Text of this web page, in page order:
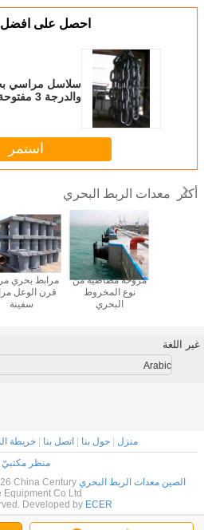
احصل على
والدرجة
استمر
أكثر معدات الربط البحري
مرابط بحري
قرن الوعل
سفينة
مروحة مطاطية من
نوع المخروط
البحري
غير اللغة
Arabic
منزل |حول بنا |اتصل بنا |خريطة
منظر مكتبيّ
الصين معدات الربط البحري supplier. China Century
Equipment Co Ltd.
Developed by ECER